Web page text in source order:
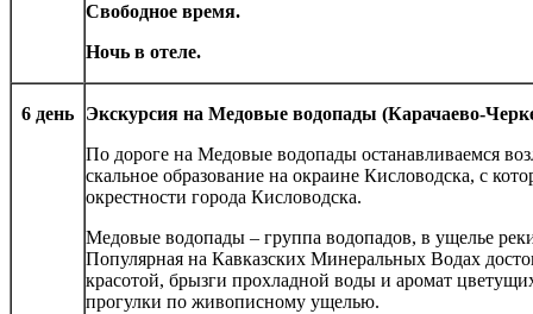
Свободное время.
Ночь в отеле.
6 день
Экскурсия на Медовые водопады (Карачаево-
По дороге на Медовые водопады останавливаемся
скальное образование на окраине Кисловодска, с
окрестности города Кисловодска.
Медовые водопады – группа водопадов, в ущелье
Популярная на Кавказских Минеральных Водах
красотой, брызги прохладной воды и аромат
прогулки по живописному ущелью.